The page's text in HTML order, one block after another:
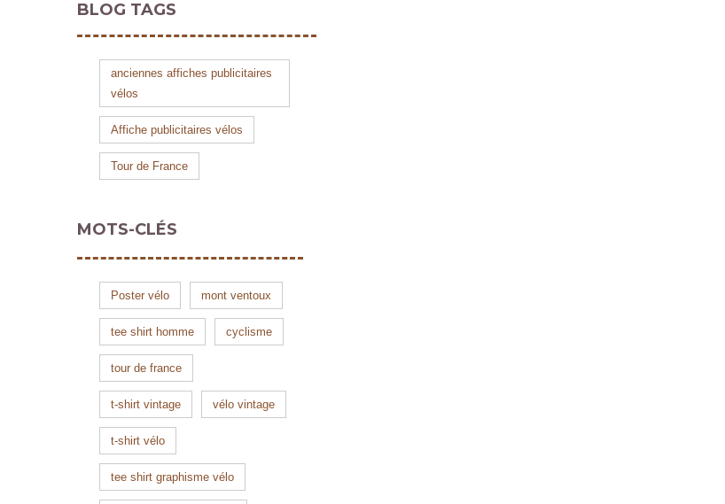
BLOG TAGS
anciennes affiches publicitaires
vélos
Affiche publicitaires vélos
Tour de France
MOTS-CLÉS
Poster vélo mont ventoux
tee shirt homme cyclisme
tour de france
t-shirt vintage vélo vintage
t-shirt vélo
tee shirt graphisme vélo